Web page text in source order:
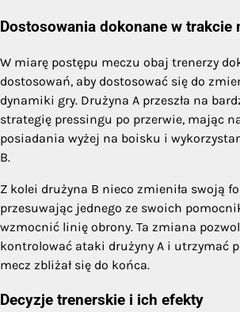
Dostosowania dokonane w trakcie
W miarę postępu meczu obaj trenerzy
dostosowań, aby dostosować się do
dynamiki gry. Drużyna A przeszła na
strategię pressingu po przerwie, mając
posiadania wyżej na boisku i
B.
Z kolei drużyna B nieco zmieniła swoją
przesuwając jednego ze swoich
wzmocnić linię obrony. Ta zmiana
kontrolować ataki drużyny A i utrzymać
mecz zbliżał się do końca.
Decyzje trenerskie i ich efekty